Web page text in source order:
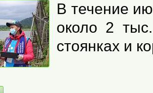
В течение
около 2
стоянках и